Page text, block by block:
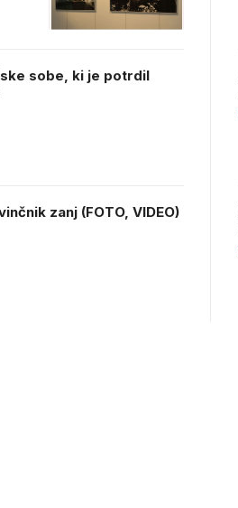
sobe, ki je potrdil
zanj (FOTO, VIDEO)